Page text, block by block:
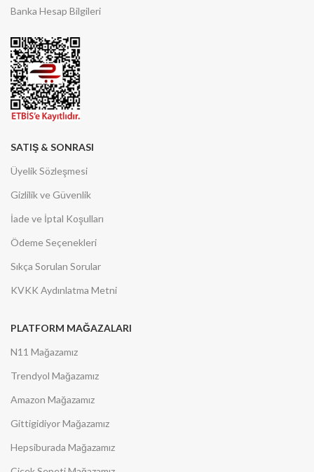
Banka Hesap Bilgileri
SATIŞ & SONRASI
Üyelik Sözleşmesi
Gizlilik ve Güvenlik
İade ve İptal Koşulları
Ödeme Seçenekleri
Sıkça Sorulan Sorular
KVKK Aydınlatma Metni
PLATFORM MAĞAZALARI
N11 Mağazamız
Trendyol Mağazamız
Amazon Mağazamız
Gittigidiyor Mağazamız
Hepsiburada Mağazamız